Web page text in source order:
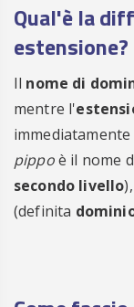
Qual'è la
estensione?
Il nome di
mentre l'
pippoè il nome
secondo livello
(definita